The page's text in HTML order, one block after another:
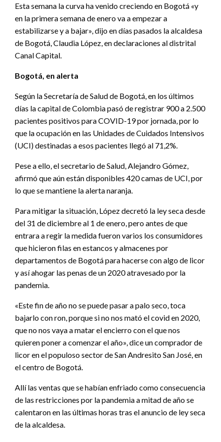
Esta semana la curva ha venido creciendo en Bogotá «y
en la primera semana de enero va a empezar a
estabilizarse y a bajar», dijo en días pasados la alcaldesa
de Bogotá, Claudia López, en declaraciones al distrital
Canal Capital.
Bogotá, en alerta
Según la Secretaría de Salud de Bogotá, en los últimos
días la capital de Colombia pasó de registrar 900 a 2.500
pacientes positivos para COVID-19 por jornada, por lo
que la ocupación en las Unidades de Cuidados Intensivos
(UCI) destinadas a esos pacientes llegó al 71,2%.
Pese a ello, el secretario de Salud, Alejandro Gómez,
afirmó que aún están disponibles 420 camas de UCI, por
lo que se mantiene la alerta naranja.
Para mitigar la situación, López decretó la ley seca desde
del 31 de diciembre al 1 de enero, pero antes de que
entrara a regir la medida fueron varios los consumidores
que hicieron filas en estancos y almacenes por
departamentos de Bogotá para hacerse con algo de licor
y así ahogar las penas de un 2020 atravesado por la
pandemia.
«Este fin de año no se puede pasar a palo seco, toca
bajarlo con ron, porque si no nos mató el covid en 2020,
que no nos vaya a matar el encierro con el que nos
quieren poner a comenzar el año», dice un comprador de
licor en el populoso sector de San Andresito San José, en
el centro de Bogotá.
Allí las ventas que se habían enfriado como consecuencia
de las restricciones por la pandemia a mitad de año se
calentaron en las últimas horas tras el anuncio de ley seca
de la alcaldesa.